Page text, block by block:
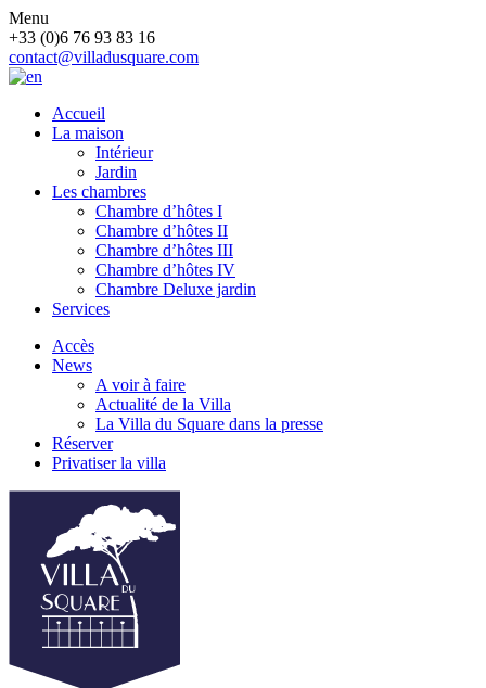
Menu
+33 (0)6 76 93 83 16
contact@villadusquare.com
Accueil
La maison
Intérieur
Jardin
Les chambres
Chambre d’hôtes I
Chambre d’hôtes II
Chambre d’hôtes III
Chambre d’hôtes IV
Chambre Deluxe jardin
Services
Accès
News
A voir à faire
Actualité de la Villa
La Villa du Square dans la presse
Réserver
Privatiser la villa